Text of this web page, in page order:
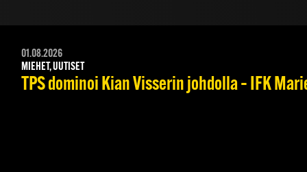
01.08.2026
MIEHET, UUTISET
TPS dominoi Kian Visserin johdolla – IFK